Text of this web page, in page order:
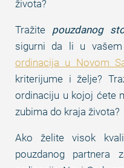
života?
Tražite pouzdanog
sigurni da li u
ordinacija u Novom
kriterijume i želje?
ordinaciju u kojoj ćete
zubima do kraja života?
Ako želite visok
pouzdanog partnera